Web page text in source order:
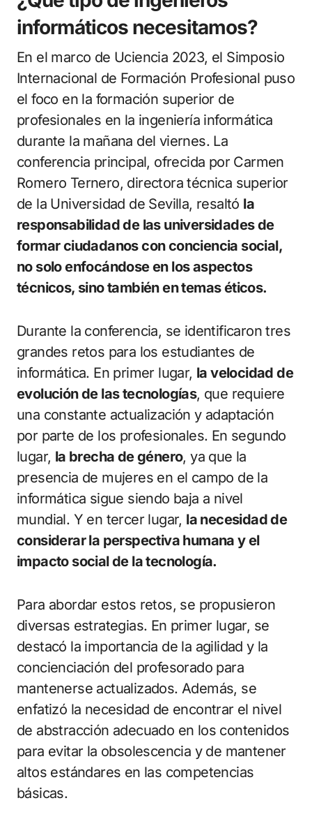
informáticos necesitamos?
En el marco de Uciencia 2023, el Simposio
Internacional de Formación Profesional puso
el foco en la formación superior de
profesionales en la ingeniería informática
durante la mañana del viernes. La
conferencia principal, ofrecida por Carmen
Romero Ternero, directora técnica superior
de la Universidad de Sevilla, resaltó la
responsabilidad de las universidades de
formar ciudadanos con conciencia social,
no solo enfocándose en los aspectos
técnicos, sino también en temas éticos.
Durante la conferencia, se identificaron tres
grandes retos para los estudiantes de
informática. En primer lugar, la velocidad de
evolución de las tecnologías, que requiere
una constante actualización y adaptación
por parte de los profesionales. En segundo
lugar, la brecha de género, ya que la
presencia de mujeres en el campo de la
informática sigue siendo baja a nivel
mundial. Y en tercer lugar, la necesidad de
considerar la perspectiva humana y el
impacto social de la tecnología.
Para abordar estos retos, se propusieron
diversas estrategias. En primer lugar, se
destacó la importancia de la agilidad y la
concienciación del profesorado para
mantenerse actualizados. Además, se
enfatizó la necesidad de encontrar el nivel
de abstracción adecuado en los contenidos
para evitar la obsolescencia y de mantener
altos estándares en las competencias
básicas.